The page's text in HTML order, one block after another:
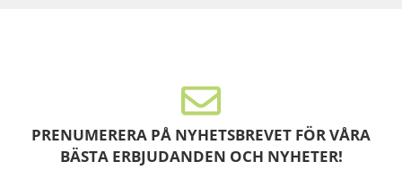
PRENUMERERA PÅ NYHETSBREVET FÖR VÅRA
BÄSTA ERBJUDANDEN OCH NYHETER!